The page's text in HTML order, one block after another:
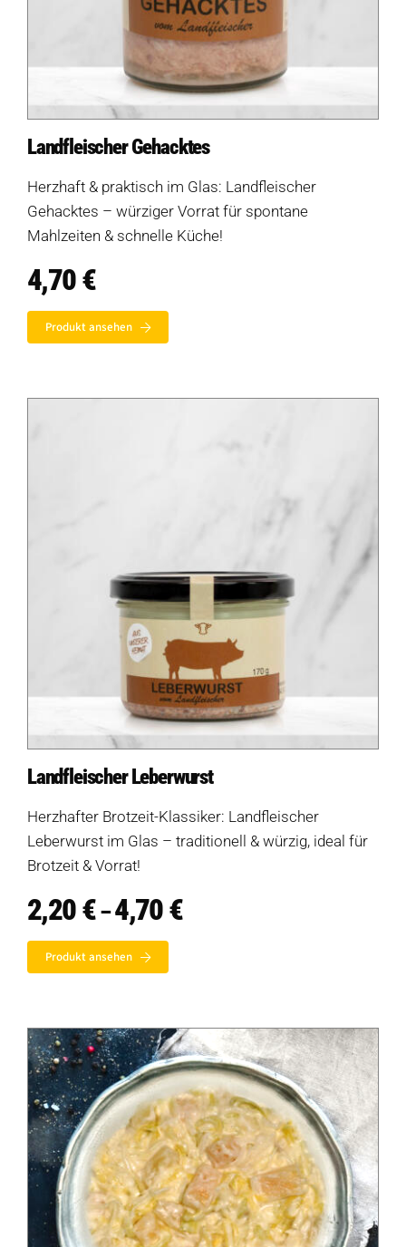
Landfleischer Gehacktes
Herzhaft & praktisch im Glas: Landfleischer
Gehacktes – würziger Vorrat für spontane
Mahlzeiten & schnelle Küche!
4,70€
Produkt ansehen
Landfleischer Leberwurst
Herzhafter Brotzeit-Klassiker: Landfleischer
Leberwurst im Glas – traditionell & würzig, ideal für
Brotzeit & Vorrat!
2,20€ –4,70€Preisspanne:
2,20 €
Produkt ansehen
Auf dieser Seite Weitere Ressourcen
Weitere Verkaufsstellen
Über uns